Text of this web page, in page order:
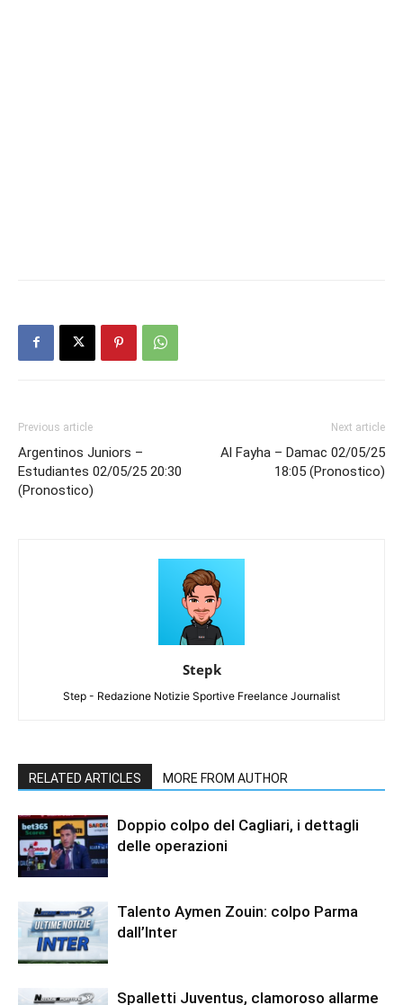
Previous article
Argentinos Juniors –
Estudiantes 02/05/25 20:30
(Pronostico)
Next article
Al Fayha – Damac 02/05/25
18:05 (Pronostico)
Stepk
Step - Redazione Notizie Sportive Freelance Journalist
RELATED ARTICLES MORE FROM AUTHOR
Doppio colpo del Cagliari, i dettagli
delle operazioni
Talento Aymen Zouin: colpo Parma
dall’Inter
Spalletti Juventus, clamoroso allarme